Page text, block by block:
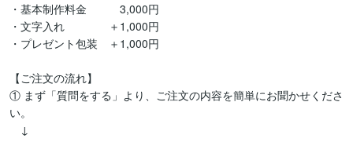
・基本制作料金　　　3,000円
・文字入れ　　　　＋1,000円
・プレゼント包装　＋1,000円
【ご注文の流れ】
① まず「質問をする」より、ご注文の内容を簡単にお聞かせくださ
い。
↓